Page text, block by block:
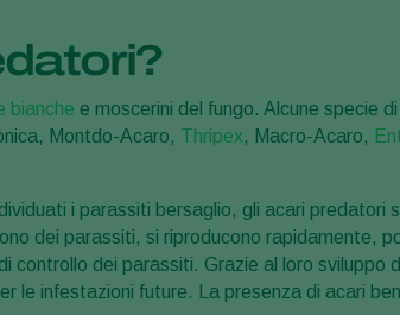
bianche e moscerini del fungo. Alcune specie
Montdo-Acaro, Thripex, Macro-Acaro,
i parassiti bersaglio, gli acari predatori
dei parassiti, si riproducono rapidamente,
dei parassiti. Grazie al loro sviluppo
le infestazioni future. La presenza di acari